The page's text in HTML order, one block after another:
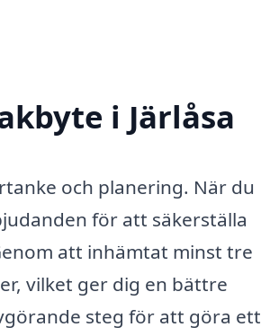
i Järlåsa
och planering. När du
för att säkerställa
att inhämtat minst tre
vilket ger dig en bättre
steg för att göra ett